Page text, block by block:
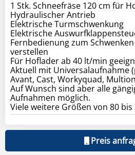
1 Stk. Schneefräse 120 cm für
Hydraulischer Antrieb
Elektrische Turmschwenkung
Elektrische
Fernbedienung zum
verstellen
Für Hoflader ab 40 lt/min
Aktuell mit Universalaufnahme
Avant, Cast, Workyquad,
Auf Wunsch sind aber alle
Aufnahmen möglich.
Viele weitere Größen von 80
Preis